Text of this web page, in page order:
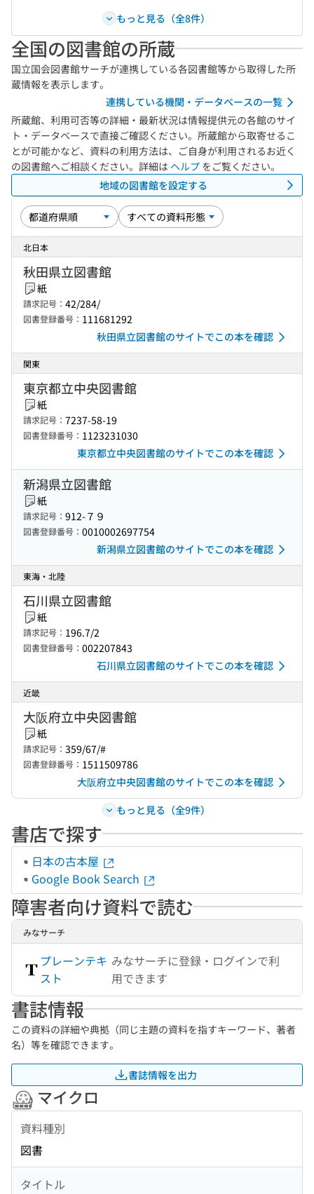
もっと見る（全8件）
全国の図書館の所蔵
国立国会図書館サーチが連携している各図書館等から取得した所
蔵情報を表示します。
連携している機関・データベースの一覧
所蔵館、利用可否等の詳細・最新状況は情報提供元の各館のサイ
ト・データベースで直接ご確認ください。所蔵館から取寄せるこ
とが可能かなど、資料の利用方法は、ご自身が利用されるお近く
の図書館へご相談ください。詳細は ヘルプ をご覧ください。
地域の図書館を設定する
北日本
秋田県立図書館
紙
請求記号： 42/284/
図書登録番号： 111681292
秋田県立図書館のサイトでこの本を確認
関東
東京都立中央図書館
紙
請求記号： 7237-58-19
図書登録番号： 1123231030
東京都立中央図書館のサイトでこの本を確認
新潟県立図書館
紙
請求記号： 912-７９
図書登録番号： 0010002697754
新潟県立図書館のサイトでこの本を確認
東海・北陸
石川県立図書館
紙
請求記号： 196.7/2
図書登録番号： 002207843
石川県立図書館のサイトでこの本を確認
近畿
大阪府立中央図書館
紙
請求記号： 359/67/#
図書登録番号： 1511509786
大阪府立中央図書館のサイトでこの本を確認
もっと見る（全9件）
書店で探す
日本の古本屋
Google Book Search
障害者向け資料で読む
みなサーチ
プレーンテキ
スト
みなサーチに登録・ログインで利
用できます
書誌情報
この資料の詳細や典拠（同じ主題の資料を指すキーワード、著者
名）等を確認できます。
書誌情報を出力
マイクロ
資料種別
図書
タイトル